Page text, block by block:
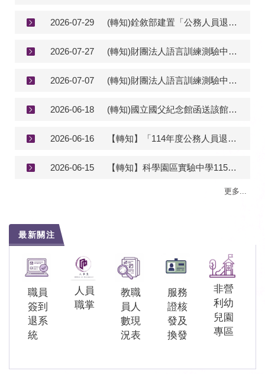
2026-07-29 (轉知)銓敘部建置「公務人員退休所得重審後實發金額試算器」，請公立學校退休教職員善加利用
2026-07-27 (轉知)財團法人語言訓練測驗中心提供公務人員限定「全民英檢」報名優惠及公務職場英語培訓方案
2026-07-07 (轉知)財團法人語言訓練測驗中心提供公務人員專屬報名優惠代碼
2026-06-18 (轉知)國立國父紀念館函送該館製作之性別平等教育影片「國父紀念館建館50週年館史展性平系列影片」
2026-06-16 【轉知】「114年度公務人員退休撫卹基金決算」
2026-06-15 【轉知】科學園區實驗中學115學年度國中部未開缺，國小部轉學生（一般生）招生缺額公告，請依規定時程辦理。
更多...
最新關注
職員
簽到
退系
統
人員
職掌
教職
員人
數現
況表
服務
證核
發及
換發
非營
利幼
兒園
專區